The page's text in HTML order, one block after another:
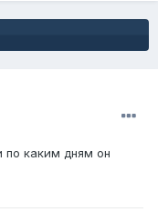
по каким дням он